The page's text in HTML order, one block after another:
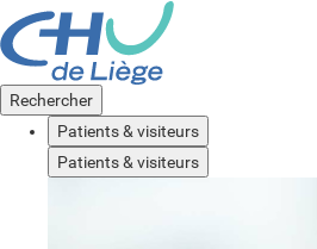
Rechercher
Patients & visiteurs
Patients & visiteurs